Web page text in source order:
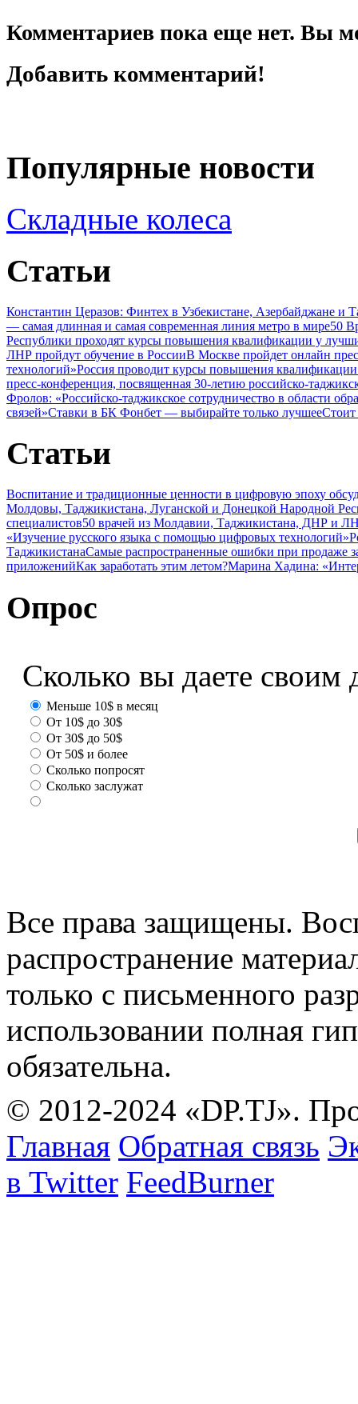
Комментариев пока еще нет. Вы
Добавить комментарий!
Популярные новости
Складные колеса
Статьи
Константин Церазов: Финтех в Узбекистане, Азербайджане
— самая длинная и самая современная линия метро в мире50
Республики проходят курсы повышения квалификации у
ЛНР пройдут обучение в РоссииВ Москве пройдет онлайн
технологий»Россия проводит курсы повышения квалификации
пресс-конференция, посвященная 30-летию российско-
Фролов: «Российско-таджикское сотрудничество в области
связей»Ставки в БК Фонбет — выбирайте только лучшееСтоит
Статьи
Воспитание и традиционные ценности в цифровую эпоху
Молдовы, Таджикистана, Луганской и Донецкой Народной
специалистов50 врачей из Молдавии, Таджикистана, ДНР и
«Изучение русского языка с помощью цифровых технологий»
ТаджикистанаСамые распространенные ошибки при продаже
приложенийКак заработать этим летом?Марина Хадина:
Опрос
Сколько вы даете своим
Меньше 10$ в месяц
От 10$ до 30$
От 30$ до 50$
От 50$ и более
Сколько попросят
Сколько заслужат
Все права защищены.
распространение
только с письменного
использовании полная
обязательна.
© 2012-2024 «DP.TJ».
Главная Обратная связь
в Twitter FeedBurner